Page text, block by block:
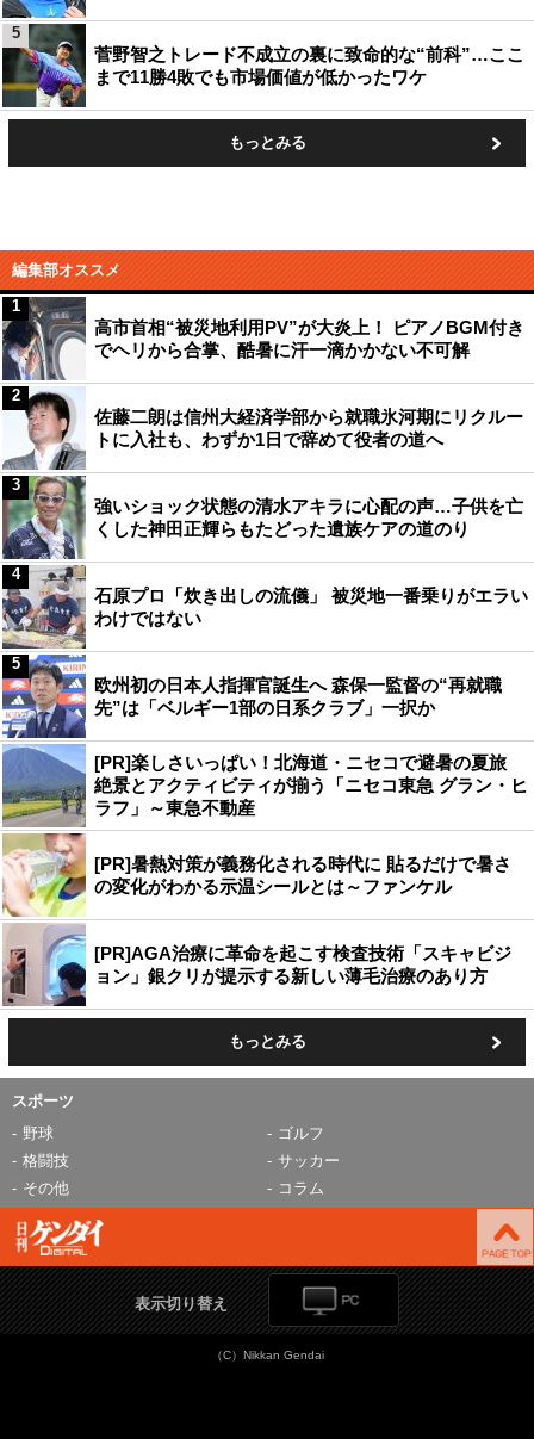
菅野智之トレード不成立の裏に致命的な“前科”…ここ
まで11勝4敗でも市場価値が低かったワケ
5
もっとみる
編集部オススメ
高市首相“被災地利用PV”が大炎上！ ピアノBGM付き
でヘリから合掌、酷暑に汗一滴かかない不可解
1
佐藤二朗は信州大経済学部から就職氷河期にリクルー
トに入社も、わずか1日で辞めて役者の道へ
2
強いショック状態の清水アキラに心配の声…子供を亡
くした神田正輝らもたどった遺族ケアの道のり
3
石原プロ「炊き出しの流儀」 被災地一番乗りがエラい
わけではない
4
欧州初の日本人指揮官誕生へ 森保一監督の“再就職
先”は「ベルギー1部の日系クラブ」一択か
5
[PR]楽しさいっぱい！北海道・ニセコで避暑の夏旅
絶景とアクティビティが揃う「ニセコ東急 グラン・ヒ
ラフ」～東急不動産
[PR]暑熱対策が義務化される時代に 貼るだけで暑さ
の変化がわかる示温シールとは～ファンケル
[PR]AGA治療に革命を起こす検査技術「スキャビジ
ョン」銀クリが提示する新しい薄毛治療のあり方
もっとみる
スポーツ
野球
ゴルフ
格闘技
サッカー
その他
コラム
表示切り替え
（C）Nikkan Gendai